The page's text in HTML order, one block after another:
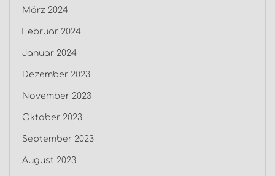
März 2024
Februar 2024
Januar 2024
Dezember 2023
November 2023
Oktober 2023
September 2023
August 2023